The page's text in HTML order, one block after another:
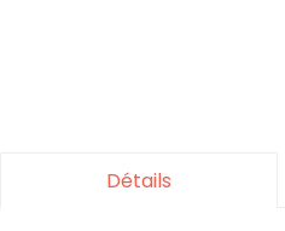
Détails